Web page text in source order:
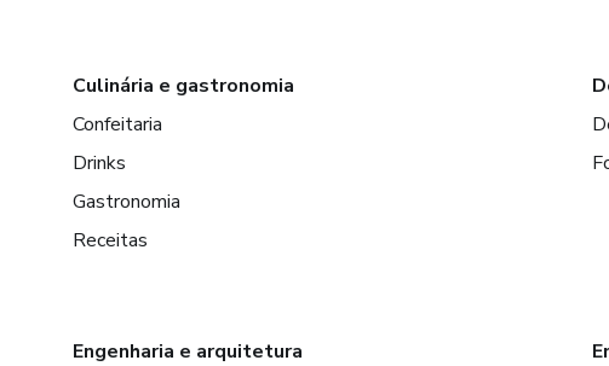
Culinária e gastronomia
Confeitaria
Drinks
Gastronomia
Receitas
Engenharia e arquitetura